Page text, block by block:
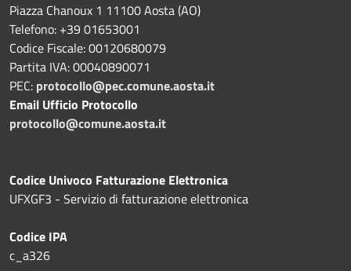
Piazza Chanoux 1 11100 Aosta (AO)
Telefono: +39 01653001
Codice Fiscale: 00120680079
Partita IVA: 00040890071
PEC: protocollo@pec.comune.aosta.it
Email Ufficio Protocollo
protocollo@comune.aosta.it
Codice Univoco Fatturazione Elettronica
UFXGF3 - Servizio di fatturazione elettronica
Codice IPA
c_a326